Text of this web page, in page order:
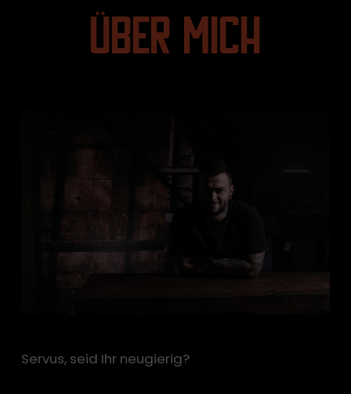
ÜBER MICH
Servus, seid Ihr neugierig?